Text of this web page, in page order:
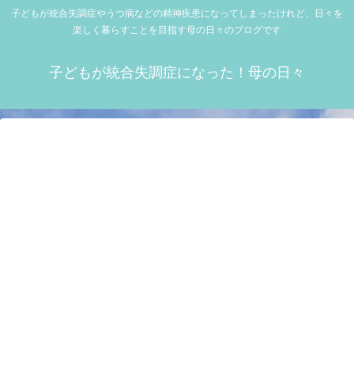
子どもが統合失調症やうつ病などの精神疾患になってしまったけれど、日々を
楽しく暮らすことを目指す母の日々のブログです
子どもが統合失調症になった！母の日々